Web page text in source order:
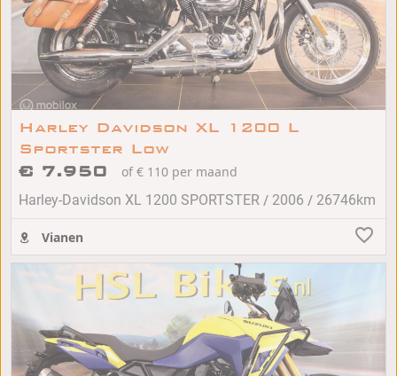
Harley Davidson XL 1200 L
Sportster Low
€ 7.950
of € 110 per maand
Harley-Davidson XL 1200 SPORTSTER / 2006 / 26746km
Vianen